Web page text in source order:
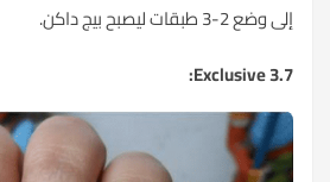
إلى وضع 2-3 طبقات ليصبح بيج داكن.
3.7 Exclusive: